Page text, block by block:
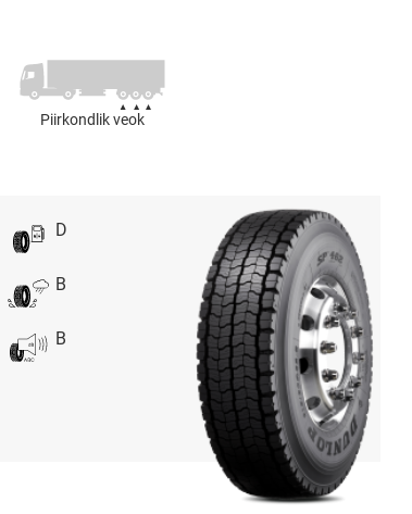
Piirkondlik veok
D
B
B